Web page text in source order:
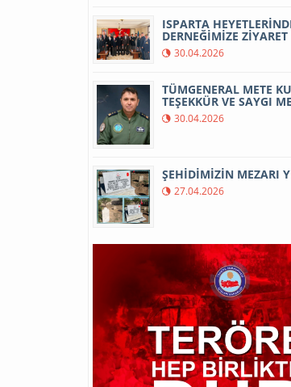
ISPARTA
DERNEĞİMİZE ZİYARET
30.04.2026
TÜMGENERAL METE
TEŞEKKÜR VE SAYGI
30.04.2026
ŞEHİDİMİZİN MEZARI
27.04.2026